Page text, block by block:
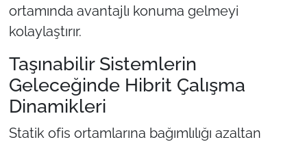
ortamında avantajlı konuma gelmeyi
kolaylaştırır.
Taşınabilir Sistemlerin
Geleceğinde Hibrit Çalışma
Dinamikleri
Statik ofis ortamlarına bağımlılığı azaltan